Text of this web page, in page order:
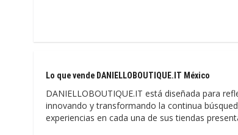
Lo que vende DANIELLOBOUTIQUE.IT México
DANIELLOBOUTIQUE.IT está diseñada para
innovando y transformando la continua
experiencias en cada una de sus tiendas